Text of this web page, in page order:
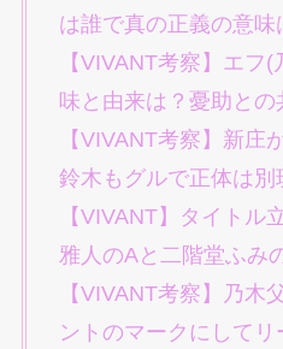
は誰で真の正義の意味
【VIVANT考察】エフ
味と由来は？憂助との
【VIVANT考察】新庄
鈴木もグルで正体は別
【VIVANT】タイトル
雅人のAと二階堂ふみ
【VIVANT考察】乃木
ントのマークにしてリ